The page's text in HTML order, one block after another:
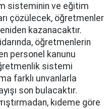
sisteminin ve eğitim
çözülecek, öğretmenler
kazanacaktır.
öğretmenlerin
personel kanunu
sistemi
farklı unvanlarla
son bulacaktır.
kıdeme göre